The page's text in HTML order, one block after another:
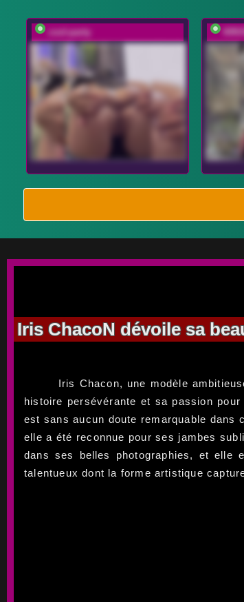
cool-party
Iris ChacoN dévoile sa
Iris Chacon, une modèle
histoire persévérante et sa passion
est sans aucun doute remarquable
elle a été reconnue pour ses jambes
dans ses belles photographies, et elle
talentueux dont la forme artistique